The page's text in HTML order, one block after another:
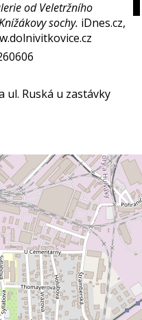
od Veletržního
sochy. iDnes.cz,
ul. Ruská u zastávky